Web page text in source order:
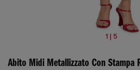
1 | 5
Abito Midi Metallizzato Con Stampa